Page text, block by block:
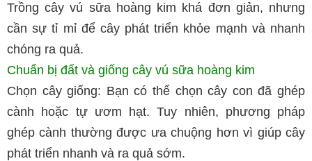
Trồng cây vú sữa hoàng kim khá đơn giản, nhưng
cần sự tỉ mỉ để cây phát triển khỏe mạnh và nhanh
chóng ra quả.
Chuẩn bị đất và giống cây vú sữa hoàng kim
Chọn cây giống: Bạn có thể chọn cây con đã ghép
cành hoặc tự ươm hạt. Tuy nhiên, phương pháp
ghép cành thường được ưa chuộng hơn vì giúp cây
phát triển nhanh và ra quả sớm.